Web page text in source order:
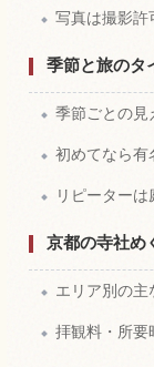
写真は撮影許
季節と旅のタ
季節ごとの見
初めてなら有
リピーター
京都の寺社め
エリア別の主
拝観料・所要